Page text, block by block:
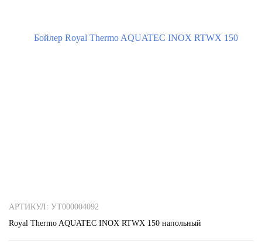
АРТИКУЛ: УТ000004092
Royal Thermo AQUATEC INOX RTWX 150 напольный